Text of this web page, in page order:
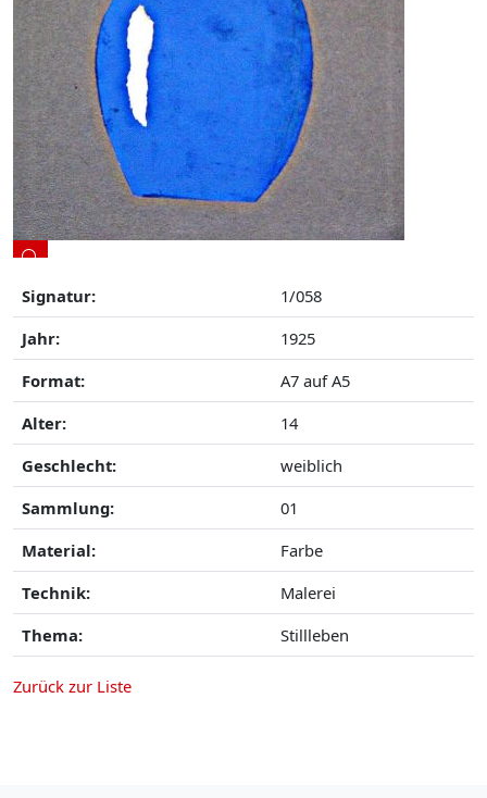
Signatur:
1/058
Jahr:
1925
Format:
A7 auf A5
Alter:
14
Geschlecht:
weiblich
Sammlung:
01
Material:
Farbe
Technik:
Malerei
Thema:
Stillleben
Zurück zur Liste